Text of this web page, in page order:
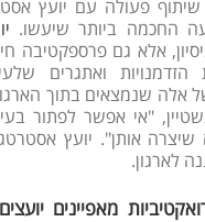
פעולה עם יועץ
החכמה ביותר שיעשו.
אלא גם פרספקטיבה
ואתגרים
אלה שנמצאים בתוך הארגון
"אי אפשר לפתור
אותן". יועץ
לארגון.
מאפיינים